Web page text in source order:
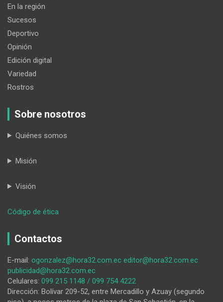
En la región
Sucesos
Deportivo
Opinión
Edición digital
Variedad
Rostros
Sobre nosotros
Quiénes somos
Misión
Visión
Código de ética
la
San
Gerardo,
de
Loja,
Contactos
E-mail: ogonzalez@hora32.com.ec editor@hora32.com.ec
publicidad@hora32.com.ec
Celulares: 099 215 1148 / 099 754 4222
Dirección: Bolívar 209-52, entre Mercadillo y Azuay (segundo